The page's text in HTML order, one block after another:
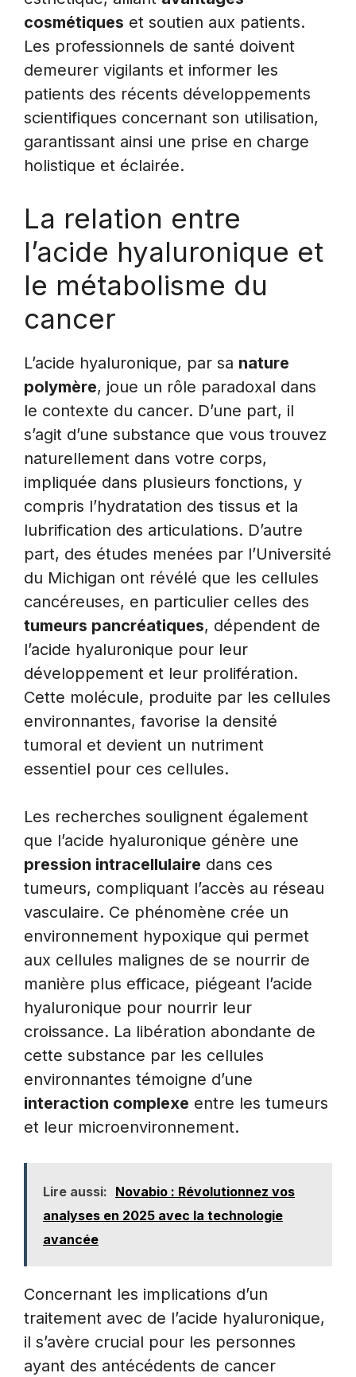
cosmétiques et soutien aux patients.
Les professionnels de santé doivent
demeurer vigilants et informer les
patients des récents développements
scientifiques concernant son utilisation,
garantissant ainsi une prise en charge
holistique et éclairée.
La relation entre
l’acide hyaluronique et
le métabolisme du
cancer
L’acide hyaluronique, par sa nature
polymère, joue un rôle paradoxal dans
le contexte du cancer. D’une part, il
s’agit d’une substance que vous trouvez
naturellement dans votre corps,
impliquée dans plusieurs fonctions, y
compris l’hydratation des tissus et la
lubrification des articulations. D’autre
part, des études menées par l’Université
du Michigan ont révélé que les cellules
cancéreuses, en particulier celles des
tumeurs pancréatiques, dépendent de
l’acide hyaluronique pour leur
développement et leur prolifération.
Cette molécule, produite par les cellules
environnantes, favorise la densité
tumoral et devient un nutriment
essentiel pour ces cellules.
Les recherches soulignent également
que l’acide hyaluronique génère une
pression intracellulaire dans ces
tumeurs, compliquant l’accès au réseau
vasculaire. Ce phénomène crée un
environnement hypoxique qui permet
aux cellules malignes de se nourrir de
manière plus efficace, piégeant l’acide
hyaluronique pour nourrir leur
croissance. La libération abondante de
cette substance par les cellules
environnantes témoigne d’une
interaction complexe entre les tumeurs
et leur microenvironnement.
Lire aussi: Novabio : Révolutionnez vos
analyses en 2025 avec la technologie
avancée
Concernant les implications d’un
traitement avec de l’acide hyaluronique,
il s’avère crucial pour les personnes
ayant des antécédents de cancer